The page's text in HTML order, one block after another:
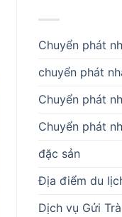
Chuyển phát
chuyển phát
Chuyển phát
Chuyển phát
đặc sản
Địa điểm du
Dịch vụ Gửi